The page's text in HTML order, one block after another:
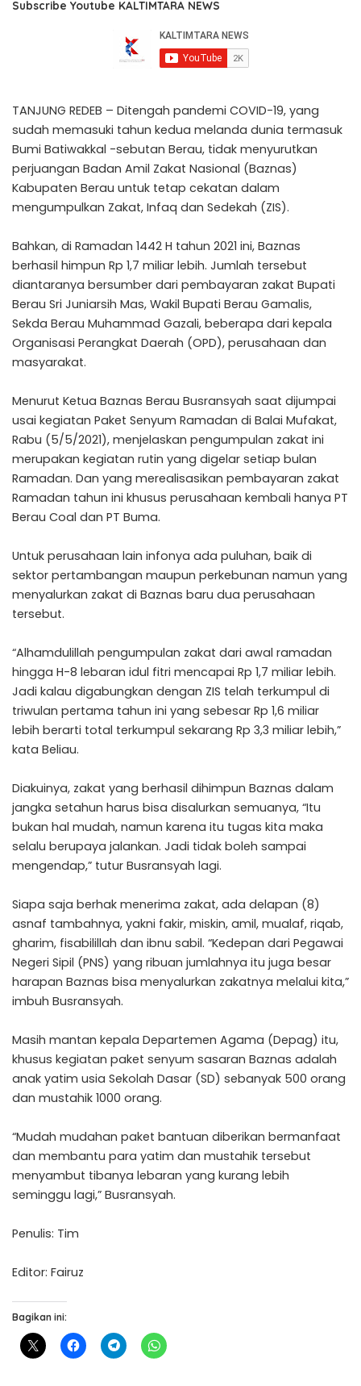
Subscribe Youtube KALTIMTARA NEWS
TANJUNG REDEB – Ditengah pandemi COVID-19, yang
sudah memasuki tahun kedua melanda dunia termasuk
Bumi Batiwakkal -sebutan Berau, tidak menyurutkan
perjuangan Badan Amil Zakat Nasional (Baznas)
Kabupaten Berau untuk tetap cekatan dalam
mengumpulkan Zakat, Infaq dan Sedekah (ZIS).
Bahkan, di Ramadan 1442 H tahun 2021 ini, Baznas
berhasil himpun Rp 1,7 miliar lebih. Jumlah tersebut
diantaranya bersumber dari pembayaran zakat Bupati
Berau Sri Juniarsih Mas, Wakil Bupati Berau Gamalis,
Sekda Berau Muhammad Gazali, beberapa dari kepala
Organisasi Perangkat Daerah (OPD), perusahaan dan
masyarakat.
Menurut Ketua Baznas Berau Busransyah saat dijumpai
usai kegiatan Paket Senyum Ramadan di Balai Mufakat,
Rabu (5/5/2021), menjelaskan pengumpulan zakat ini
merupakan kegiatan rutin yang digelar setiap bulan
Ramadan. Dan yang merealisasikan pembayaran zakat
Ramadan tahun ini khusus perusahaan kembali hanya PT
Berau Coal dan PT Buma.
Untuk perusahaan lain infonya ada puluhan, baik di
sektor pertambangan maupun perkebunan namun yang
menyalurkan zakat di Baznas baru dua perusahaan
tersebut.
“Alhamdulillah pengumpulan zakat dari awal ramadan
hingga H-8 lebaran idul fitri mencapai Rp 1,7 miliar lebih.
Jadi kalau digabungkan dengan ZIS telah terkumpul di
triwulan pertama tahun ini yang sebesar Rp 1,6 miliar
lebih berarti total terkumpul sekarang Rp 3,3 miliar lebih,”
kata Beliau.
Diakuinya, zakat yang berhasil dihimpun Baznas dalam
jangka setahun harus bisa disalurkan semuanya, “Itu
bukan hal mudah, namun karena itu tugas kita maka
selalu berupaya jalankan. Jadi tidak boleh sampai
mengendap,” tutur Busransyah lagi.
Siapa saja berhak menerima zakat, ada delapan (8)
asnaf tambahnya, yakni fakir, miskin, amil, mualaf, riqab,
gharim, fisabilillah dan ibnu sabil. “Kedepan dari Pegawai
Negeri Sipil (PNS) yang ribuan jumlahnya itu juga besar
harapan Baznas bisa menyalurkan zakatnya melalui kita,”
imbuh Busransyah.
Masih mantan kepala Departemen Agama (Depag) itu,
khusus kegiatan paket senyum sasaran Baznas adalah
anak yatim usia Sekolah Dasar (SD) sebanyak 500 orang
dan mustahik 1000 orang.
“Mudah mudahan paket bantuan diberikan bermanfaat
dan membantu para yatim dan mustahik tersebut
menyambut tibanya lebaran yang kurang lebih
seminggu lagi,” Busransyah.
Penulis: Tim
Editor: Fairuz
Bagikan ini: